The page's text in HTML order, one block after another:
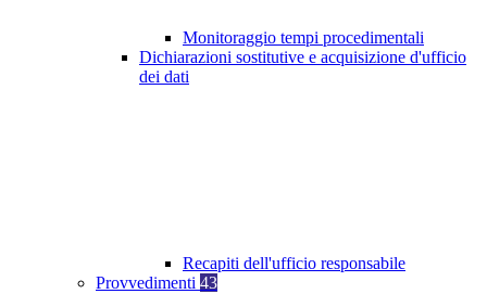
Monitoraggio tempi procedimentali
Dichiarazioni sostitutive e acquisizione d'ufficio
dei dati
Recapiti dell'ufficio responsabile
Provvedimenti 43